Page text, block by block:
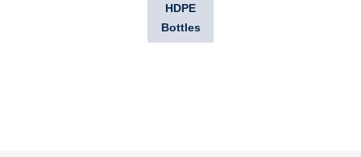
HDPE
Bottles